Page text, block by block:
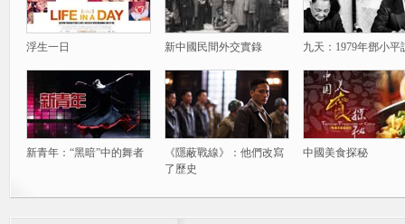
浮生一日 新中國民間外交實錄 九天：1979年鄧小平
新青年：“黑暗”中的舞者
《隱蔽戰線》：他們改寫
了歷史
中國美食探秘